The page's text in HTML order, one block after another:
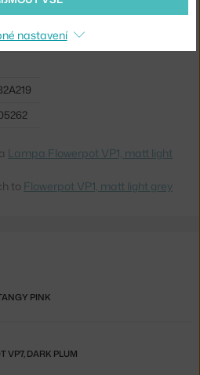
Lampa Flowerpot VP1, matt light
to Flowerpot VP1, matt light grey
PINK
VP7, DARK PLUM
nastavení